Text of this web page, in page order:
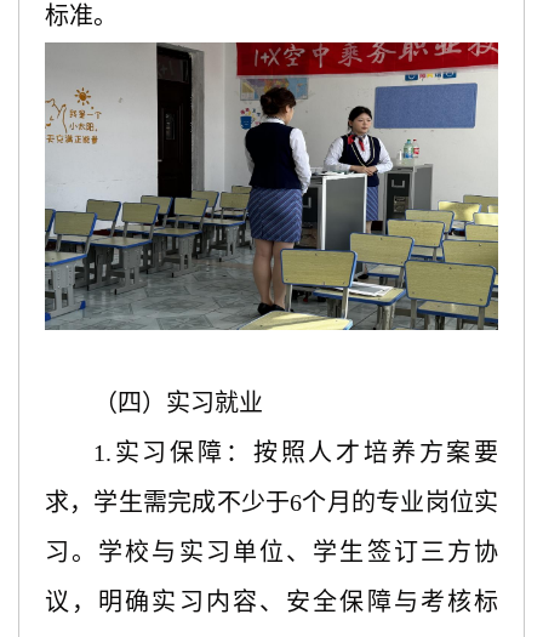
标准。
（四）实习就业
1. 实习保障：按照人才培养方案要
求，学生需完成不少于6个月的专业岗位实
习。学校与实习单位、学生签订三方协
议，明确实习内容、安全保障与考核标